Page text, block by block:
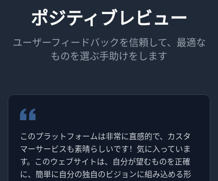
ポジティブレビュー
ユーザーフィードバックを信頼して、最適な
ものを選ぶ手助けをします
このプラットフォームは非常に直感的で、カスタ
マーサービスも素晴らしいです！気に入っていま
す。このウェブサイトは、自分が望むものを正確
に、簡単に自分の独自のビジョンに組み込める形